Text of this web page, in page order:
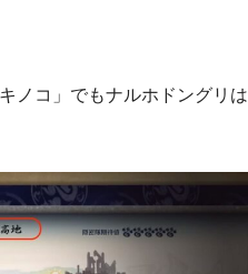
ノコ」でもナルホドングリは